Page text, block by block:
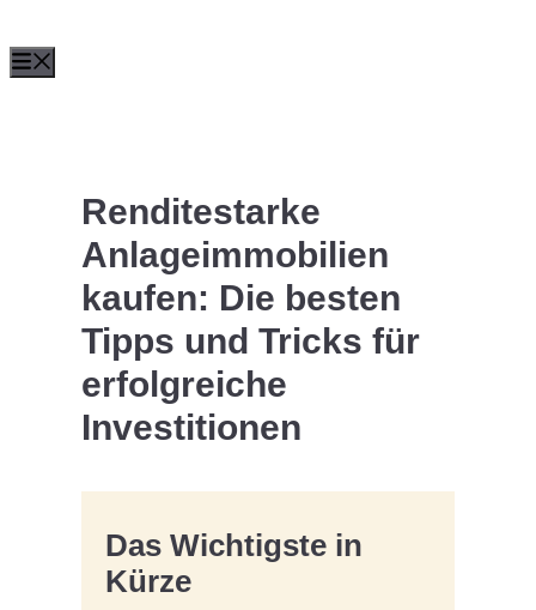
Inhalt
Renditestarke
Anlageimmobilien
kaufen: Die besten
Tipps und Tricks für
erfolgreiche
Investitionen
Das Wichtigste in
Kürze